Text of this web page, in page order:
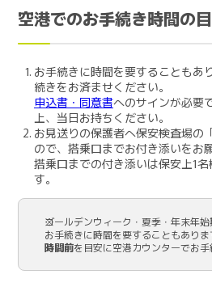
空港でのお手続き時間の
お手続きに時間を要することもあ
続きをお済ませください。
申込書・同意書へのサインが必要
上、当日お持ちください。
お見送りの保護者へ保安検査場の
ので、搭乗口までお付き添いをお
搭乗口までの付き添いは保安上1
す。
ゴールデンウィーク・夏季・年末年始
お手続きに時間を要することもあり
時間前を目安に空港カウンターでお手